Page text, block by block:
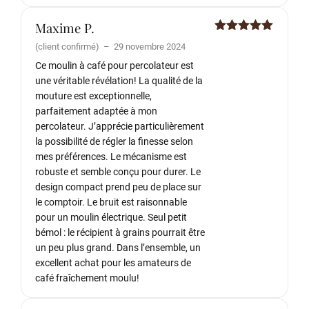
Maxime P.
(client confirmé) – 29 novembre 2024
Ce moulin à café pour percolateur est
une véritable révélation! La qualité de la
mouture est exceptionnelle,
parfaitement adaptée à mon
percolateur. J’apprécie particulièrement
la possibilité de régler la finesse selon
mes préférences. Le mécanisme est
robuste et semble conçu pour durer. Le
design compact prend peu de place sur
le comptoir. Le bruit est raisonnable
pour un moulin électrique. Seul petit
bémol : le récipient à grains pourrait être
un peu plus grand. Dans l’ensemble, un
excellent achat pour les amateurs de
café fraîchement moulu!